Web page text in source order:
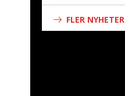
FLER NYHETER